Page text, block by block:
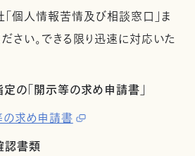
個人情報苦情及び相談窓口」ま
さい。できる限り迅速に対応いた
の「開示等の求め申請書」
求め申請書
書類